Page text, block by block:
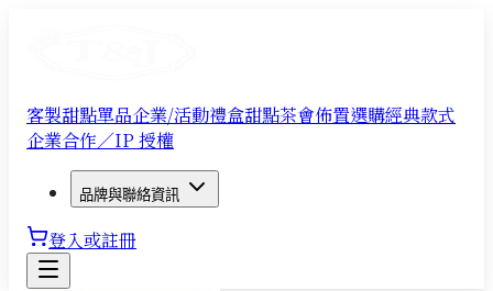
客製甜點單品企業/活動禮盒甜點茶會佈置選購經典款式
企業合作／IP 授權
品牌與聯絡資訊
登入或註冊